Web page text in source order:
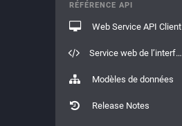
RÉFÉRENCE API
Web Service API Client
Service web de l’interface API
Modèles de données
Release Notes